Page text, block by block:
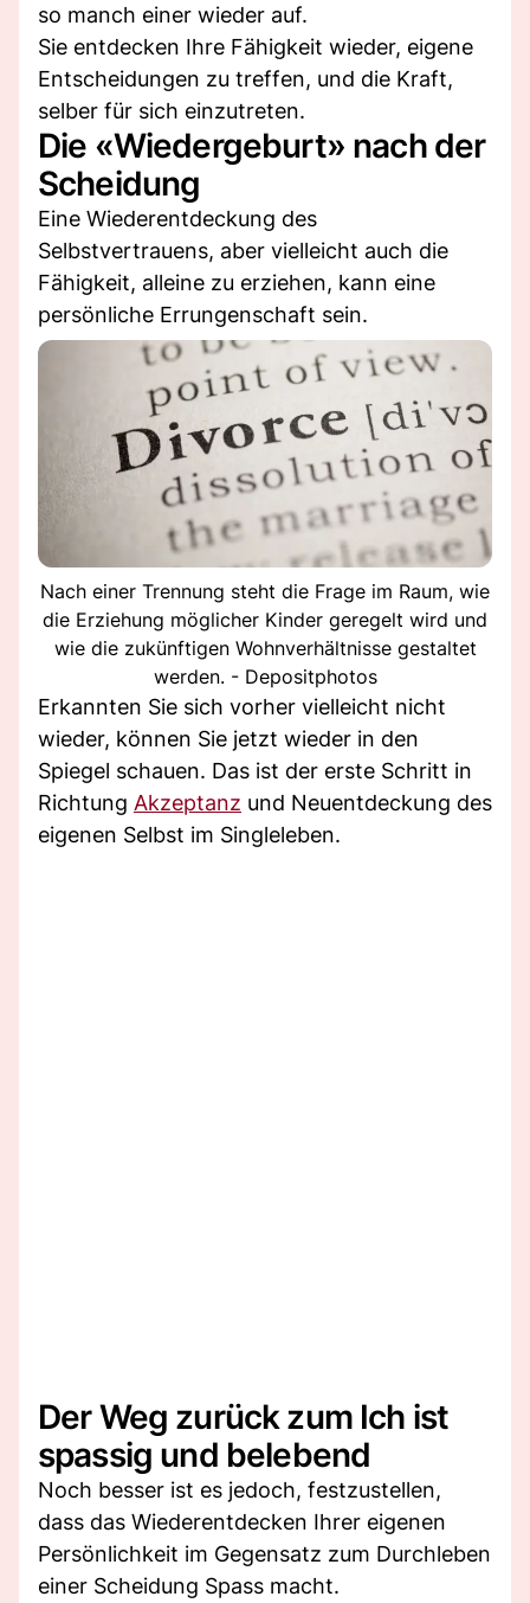
so manch einer wieder auf.
Sie entdecken Ihre Fähigkeit wieder, eigene
Entscheidungen zu treffen, und die Kraft,
selber für sich einzutreten.
Die «Wiedergeburt» nach der
Scheidung
Eine Wiederentdeckung des
Selbstvertrauens, aber vielleicht auch die
Fähigkeit, alleine zu erziehen, kann eine
persönliche Errungenschaft sein.
Nach einer Trennung steht die Frage im Raum, wie
die Erziehung möglicher Kinder geregelt wird und
wie die zukünftigen Wohnverhältnisse gestaltet
werden. - Depositphotos
Erkannten Sie sich vorher vielleicht nicht
wieder, können Sie jetzt wieder in den
Spiegel schauen. Das ist der erste Schritt in
Richtung Akzeptanz und Neuentdeckung des
eigenen Selbst im Singleleben.
Der Weg zurück zum Ich ist
spassig und belebend
Noch besser ist es jedoch, festzustellen,
dass das Wiederentdecken Ihrer eigenen
Persönlichkeit im Gegensatz zum Durchleben
einer Scheidung Spass macht.